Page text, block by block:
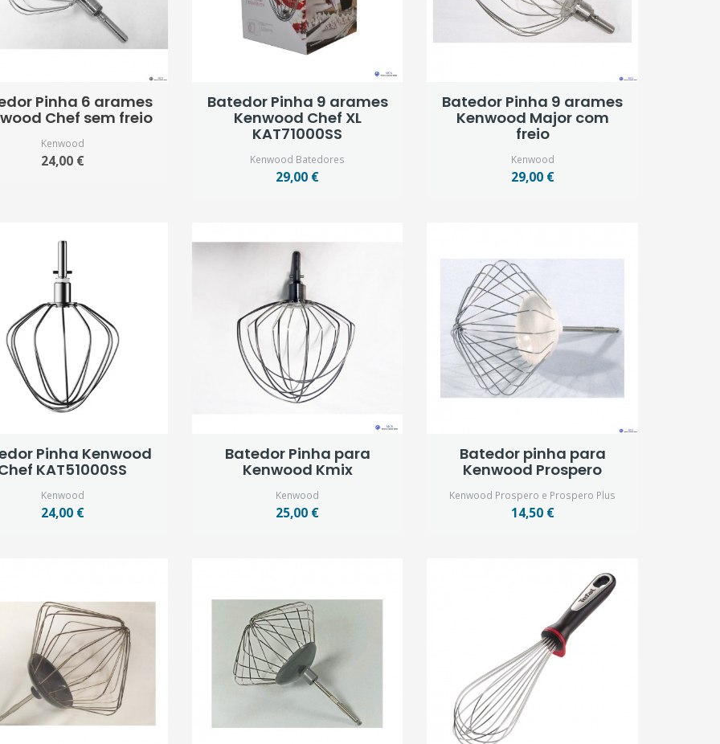
Pinha 6 arames
Chef sem freio
Kenwood
24,00 €
Batedor Pinha 9 arames
Kenwood Chef XL
KAT71000SS
Kenwood Batedores
29,00 €
Batedor Pinha 9 arames
Kenwood Major com
freio
Kenwood
29,00 €
Pinha Kenwood
KAT51000SS
Kenwood
24,00 €
Batedor Pinha para
Kenwood Kmix
Kenwood
25,00 €
Batedor pinha para
Kenwood Prospero
Kenwood Prospero e Prospero Plus
14,50 €